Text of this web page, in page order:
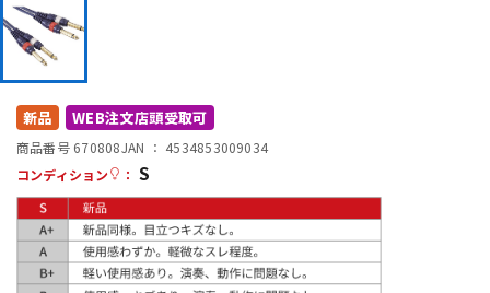
配信/ライブ機器
中古
新品 WEB注文店頭受取可
商品番号 670808JAN ： 4534853009034
コンディション
： S